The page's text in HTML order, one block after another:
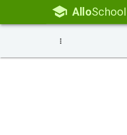
AlloSchool